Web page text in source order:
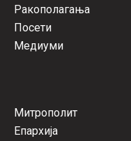
Ракополагања
Посети
Медиуми
Митрополит
Епархија